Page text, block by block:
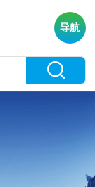
导航